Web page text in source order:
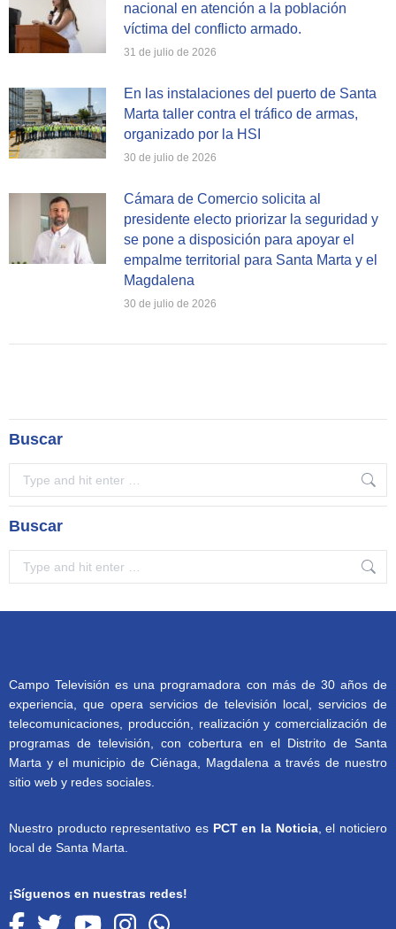
nacional en atención a la población
víctima del conflicto armado.
31 de julio de 2026
En las instalaciones del puerto de Santa
Marta taller contra el tráfico de armas,
organizado por la HSI
30 de julio de 2026
Cámara de Comercio solicita al
presidente electo priorizar la seguridad y
se pone a disposición para apoyar el
empalme territorial para Santa Marta y el
Magdalena
30 de julio de 2026
Buscar
Buscar
Campo Televisión es una programadora con más de 30 años de
experiencia, que opera servicios de televisión local, servicios de
telecomunicaciones, producción, realización y comercialización de
programas de televisión, con cobertura en el Distrito de Santa
Marta y el municipio de Ciénaga, Magdalena a través de nuestro
sitio web y redes sociales.
Nuestro producto representativo es PCT en la Noticia, el noticiero
local de Santa Marta.
¡Síguenos en nuestras redes!